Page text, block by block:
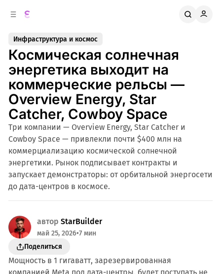
Инфраструктура и космос
Космическая солнечная
энергетика выходит на
коммерческие рельсы —
Overview Energy, Star
Catcher, Cowboy Space
Три компании — Overview Energy, Star Catcher и
Cowboy Space — привлекли почти $400 млн на
коммерциализацию космической солнечной
энергетики. Рынок подписывает контракты и
запускает демонстраторы: от орбитальной энергосети
до дата-центров в космосе.
автор StarBuilder
май 25, 2026•7 мин
Поделиться
Мощность в 1 гигаватт, зарезервированная